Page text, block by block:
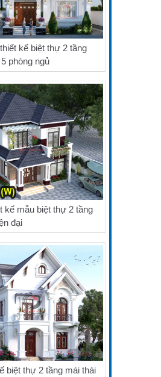
kế biệt thự 2 tầng
phòng ngủ
kế mẫu biệt thự 2 tầng
đại
biệt thự 2 tầng mái thái